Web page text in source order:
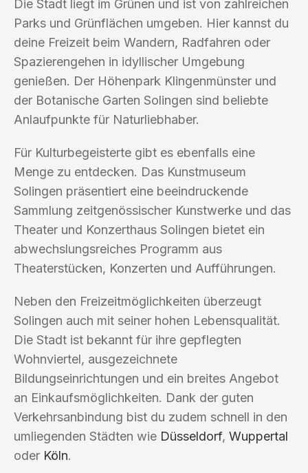
Die Stadt liegt im Grünen und ist von zahlreichen
Parks und Grünflächen umgeben. Hier kannst du
deine Freizeit beim Wandern, Radfahren oder
Spazierengehen in idyllischer Umgebung
genießen. Der Höhenpark Klingenmünster und
der Botanische Garten Solingen sind beliebte
Anlaufpunkte für Naturliebhaber.
Für Kulturbegeisterte gibt es ebenfalls eine
Menge zu entdecken. Das Kunstmuseum
Solingen präsentiert eine beeindruckende
Sammlung zeitgenössischer Kunstwerke und das
Theater und Konzerthaus Solingen bietet ein
abwechslungsreiches Programm aus
Theaterstücken, Konzerten und Aufführungen.
Neben den Freizeitmöglichkeiten überzeugt
Solingen auch mit seiner hohen Lebensqualität.
Die Stadt ist bekannt für ihre gepflegten
Wohnviertel, ausgezeichnete
Bildungseinrichtungen und ein breites Angebot
an Einkaufsmöglichkeiten. Dank der guten
Verkehrsanbindung bist du zudem schnell in den
umliegenden Städten wie Düsseldorf, Wuppertal
oder Köln.